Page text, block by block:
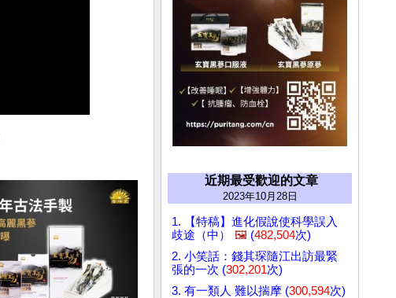
近期最受歡迎的文章
2023年10月28日
1. 【特稿】進化假說使科學誤入
歧途（中）
🖼️ (482,504次)
2. 小笑話：錢其琛隨江出訪最緊
張的一次 (302,201次)
3. 有一類人 難以揣摩 (300,594次)